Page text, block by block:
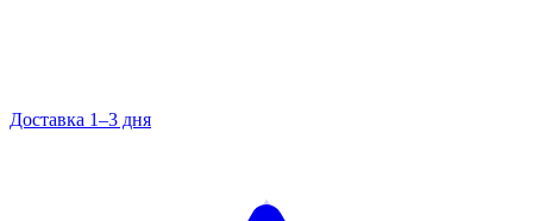
Доставка 1–3 дня